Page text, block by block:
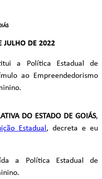
JULHO DE 2022
a Política Estadual de
ao Empreendedorismo
DO ESTADO DE GOIÁS,
Estadual, decreta e eu
a Política Estadual de